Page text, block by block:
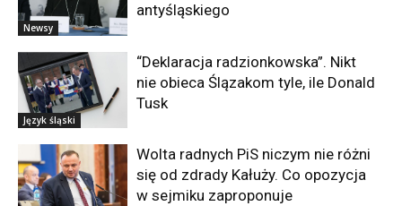
Newsy
antyśląskiego
Język śląski
“Deklaracja radzionkowska”. Nikt
nie obieca Ślązakom tyle, ile Donald
Tusk
Wolta radnych PiS niczym nie różni
się od zdrady Kałuży. Co opozycja
w sejmiku zaproponuje